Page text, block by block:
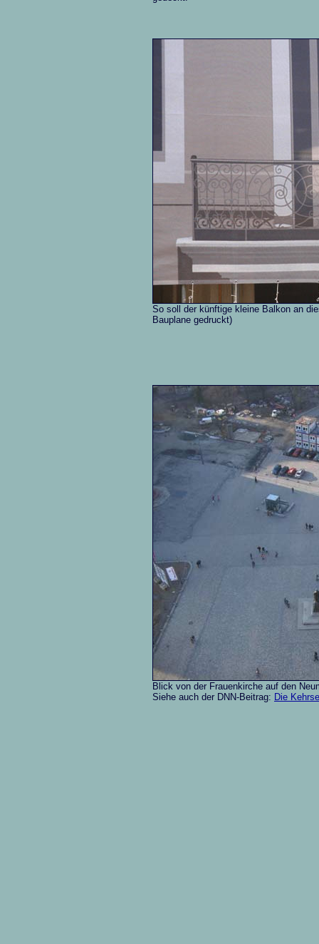
So soll der künftige kleine Balkon an
Bauplane gedruckt)
Blick von der Frauenkirche auf den
Siehe auch der DNN-Beitrag: Die